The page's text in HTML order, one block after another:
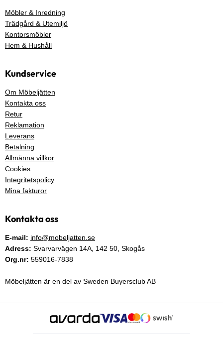
Möbler & Inredning
Trädgård & Utemiljö
Kontorsmöbler
Hem & Hushåll
Kundservice
Om Möbeljätten
Kontakta oss
Retur
Reklamation
Leverans
Betalning
Allmänna villkor
Cookies
Integritetspolicy
Mina fakturor
Kontakta oss
E-mail: info@mobeljatten.se
Adress: Svarvarvägen 14A, 142 50 , Skogås
Org.nr: 559016-7838
Möbeljätten är en del av Sweden Buyersclub AB